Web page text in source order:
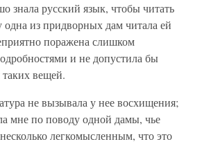
знала русский язык, чтобы читать
одна из придворных дам читала ей
поражена слишком
и не допустила бы
вещей.
не вызывала у нее восхищения;
мне по поводу одной дамы, чье
легкомысленным, что это